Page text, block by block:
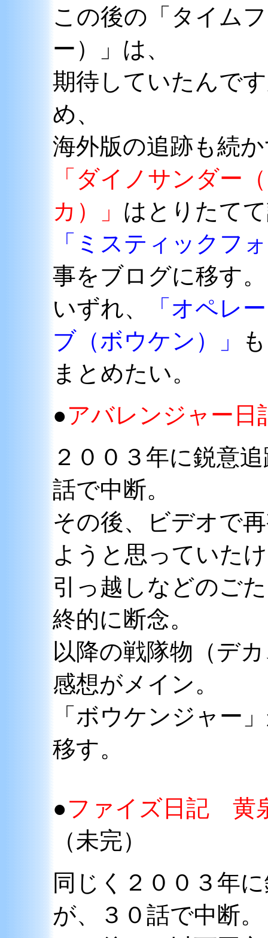
この後の「タイム
ー）」は、
期待していたんで
め、
海外版の追跡も続
「ダイノサンダー
カ）」 はとりたて
「ミスティックフ
事をブログに移す。
いずれ、
「オペレ
ブ（ボウケン）」
も
まとめたい。
●アバレンジャー
２００３年に鋭意
話で中断。
その後、ビデオで
ようと思っていた
引っ越しなどのご
終的に断念。
以降の戦隊物（デ
感想がメイン。
「ボウケンジャー
移す。
●ファイズ日記 黄
（未完）
同じく２００３年
が、３０話で中断。